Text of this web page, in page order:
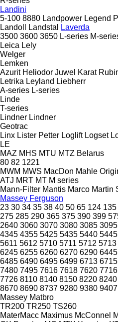
Landini
5-100 8880 Landpower Legend
Landoll
Landstal
Laverda
3500 3600 3650 L-series M-
Leica Lely
Welger
Lemken
Azurit Heliodor Juwel Karat
Letrika Leyland Liebherr
A-series L-series
Linde
T-series
Lindner Lindner
Geotrac
Linx Lister Petter Loglift Logset
LE
MAZ MHS MTU MTZ Belarus
80 82 1221
MWM MWS MacDon Mahle
ATJ MRT MT M series
Mann-Filter Mantis Marco Martin
Massey Ferguson
23 30 34 35 38 40 50 65 124 135
275 285 290 365 375 390 399
2640 3060 3070 3080 3085 3095
4345 4355 5425 5435 5440 5445
5611 5612 5710 5711 5712 5713
6245 6255 6260 6270 6290 6445
6485 6490 6495 6499 6713 6715
7480 7495 7616 7618 7620 7716
7726 8110 8140 8150 8220 8240
8670 8690 8737 9280 9380 9407
Massey Matbro
TR200 TR250 TS260
MaterMacc Maximus McConnel